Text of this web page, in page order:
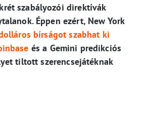
szabályozói direktívák
Éppen ezért, New York
bírságot szabhat ki
és a Gemini predikciós
tiltott szerencsejátéknak